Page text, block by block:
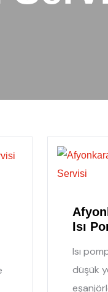
Isı
Isı
düşük